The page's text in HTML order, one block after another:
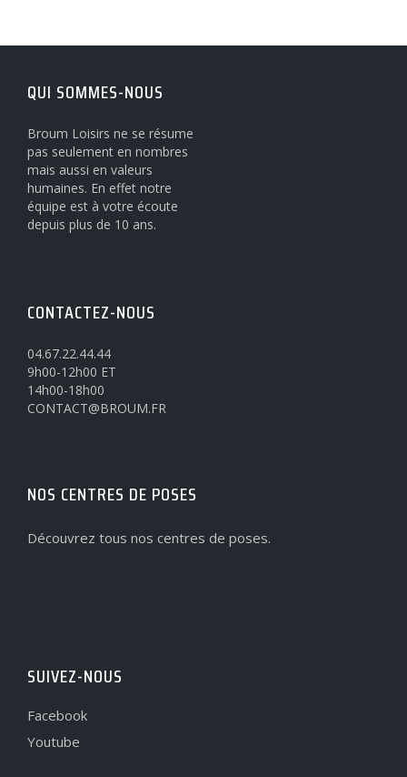
QUI SOMMES-NOUS
Broum Loisirs ne se résume
pas seulement en nombres
mais aussi en valeurs
humaines. En effet notre
équipe est à votre écoute
depuis plus de 10 ans.
CONTACTEZ-NOUS
04.67.22.44.44
9h00-12h00 ET
14h00-18h00
CONTACT@BROUM.FR
NOS CENTRES DE POSES
Découvrez tous nos centres de poses.
SUIVEZ-NOUS
Facebook
Youtube